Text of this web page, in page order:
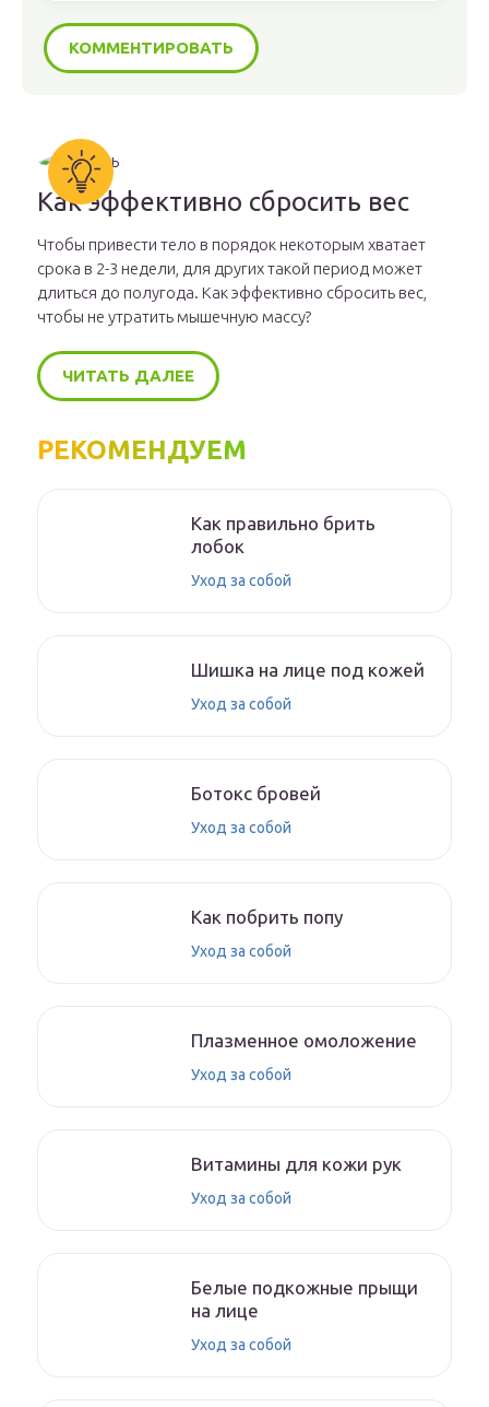
Как эффективно сбросить вес
Чтобы привести тело в порядок некоторым хватает
срока в 2-3 недели, для других такой период может
длиться до полугода. Как эффективно сбросить вес,
чтобы не утратить мышечную массу?
ЧИТАТЬ ДАЛЕЕ
РЕКОМЕНДУЕМ
Как правильно брить
лобок
Уход за собой
Шишка на лице под кожей
Уход за собой
Ботокс бровей
Уход за собой
Как побрить попу
Уход за собой
Плазменное омоложение
Уход за собой
Витамины для кожи рук
Уход за собой
Белые подкожные прыщи
на лице
Уход за собой